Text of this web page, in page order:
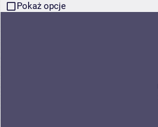
Pokaż opcje